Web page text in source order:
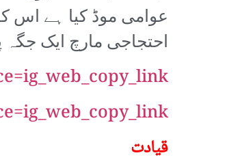
عوامی موڈ کیا ہے اس
احتجاجی مارچ ایک جگہ
قیادت